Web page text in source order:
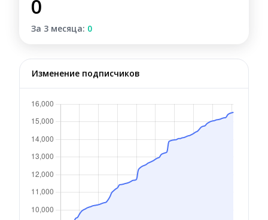
0
За 3 месяца: 0
Изменение подписчиков